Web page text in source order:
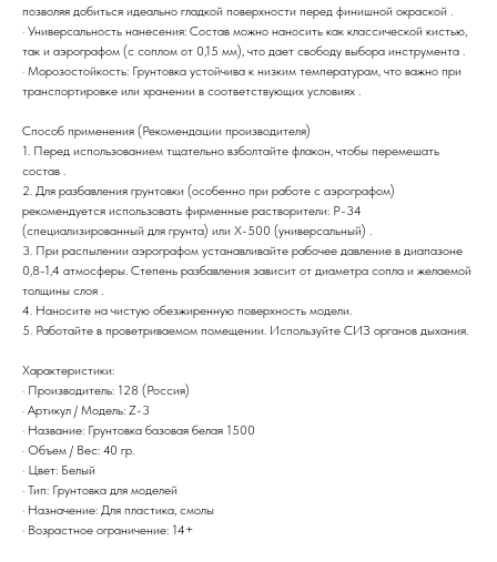
позволяя добиться идеально гладкой поверхности перед финишной окраской .
· Универсальность нанесения: Состав можно наносить как классической кистью,
так и аэрографом (с соплом от 0,15 мм), что дает свободу выбора инструмента .
· Морозостойкость: Грунтовка устойчива к низким температурам, что важно при
транспортировке или хранении в соответствующих условиях .
Способ применения (Рекомендации производителя)
1. Перед использованием тщательно взболтайте флакон, чтобы перемешать
состав .
2. Для разбавления грунтовки (особенно при работе с аэрографом)
рекомендуется использовать фирменные растворители: Р-34
(специализированный для грунта) или Х-500 (универсальный) .
3. При распылении аэрографом устанавливайте рабочее давление в диапазоне
0,8-1,4 атмосферы. Степень разбавления зависит от диаметра сопла и желаемой
толщины слоя .
4. Наносите на чистую обезжиренную поверхность модели.
5. Работайте в проветриваемом помещении. Используйте СИЗ органов дыхания.
Характеристики:
· Производитель: 128 (Россия)
· Артикул / Модель: Z-3
· Название: Грунтовка базовая белая 1500
· Объем / Вес: 40 гр.
· Цвет: Белый
· Тип: Грунтовка для моделей
· Назначение: Для пластика, смолы
· Возрастное ограничение: 14+